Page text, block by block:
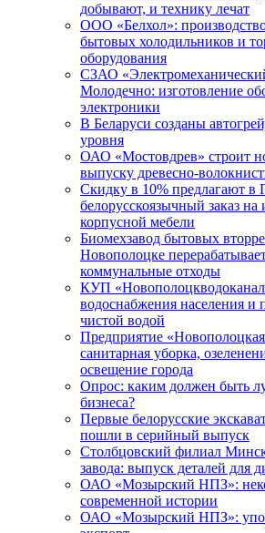
добывают, и технику лечат
ООО «Белхол»:
бытовых холодильников и
оборудования
СЗАО
Молодечно: изготовление
электроники
В Беларуси созданы
уровня
ОАО «Мостовдрев» строит
выпуску древесно-
Скидку в 10% предлагают в
белорусскоязычный заказ на
корпусной мебели
Биомехзавод бытовых
Новополоцке
коммунальные отходы
КУП
водоснабжения населения и
чистой водой
Предприятие «Новополоцкая
санитарная уборка,
освещение города
Опрос: каким должен быть
бизнеса?
Первые белорусские
пошли в серийный выпуск
Столбцовский филиал
завода: выпуск деталей для
ОАО «Мозырский НПЗ»:
современной истории
ОАО «Мозырский НПЗ»: